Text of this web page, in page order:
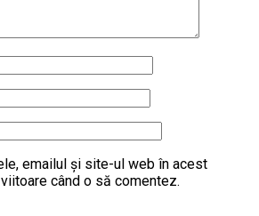
emailul și site-ul web în acest
când o să comentez.